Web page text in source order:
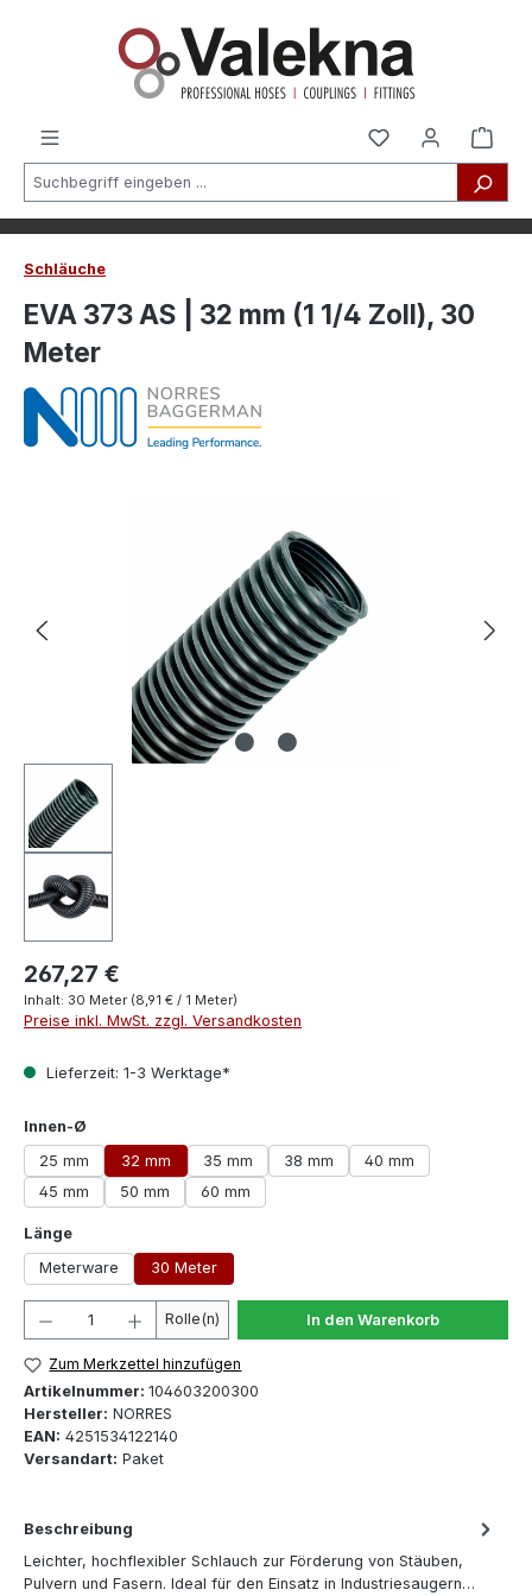
Schläuche
EVA 373 AS | 32 mm (1 1/4 Zoll), 30
Meter
267,27 €
Inhalt: 30 Meter (8,91 € / 1 Meter)
Preise inkl. MwSt. zzgl. Versandkosten
Lieferzeit: 1-3 Werktage*
Innen-Ø
25 mm
32 mm 35 mm 38 mm
40 mm
45 mm
50 mm 60 mm
Längeauswählen
Meterware
30 Meter
Produkt Anzahl: Gib den gewünschten Wert ein
Rolle(n) In den Warenkorb
Zum Merkzettel hinzufügen
Artikelnummer: 104603200300
Hersteller: NORRES
EAN: 4251534122140
Versandart: Paket
Beschreibung
Leichter, hochflexibler Schlauch zur Förderung von Stäuben,
Pulvern und Fasern. Ideal für den Einsatz in Industriesaugern…